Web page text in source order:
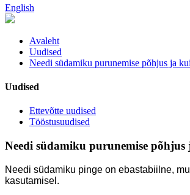
English
Avaleht
Uudised
Needi südamiku purunemise põhjus ja
Uudised
Ettevõtte uudised
Tööstusuudised
Needi südamiku purunemise
Needi südamiku pinge on ebastabiilne,
kasutamisel.